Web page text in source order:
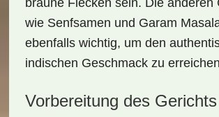
braune Flecken sein. Die anderen
wie Senfsamen und Garam
ebenfalls wichtig, um den
indischen Geschmack zu
Vorbereitung des Gerichts